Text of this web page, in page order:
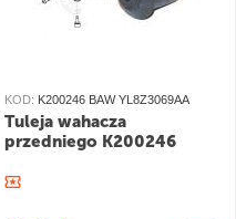
KOD: K200246 BAW YL8Z3069AA
Tuleja wahacza
przedniego K200246